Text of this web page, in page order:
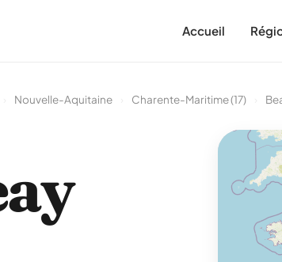
Accueil
Nouvelle-Aquitaine Charente-Maritime (17)